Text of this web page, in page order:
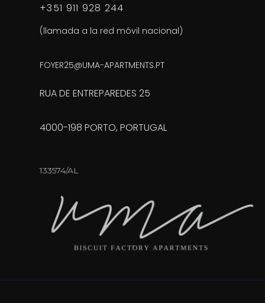
+351 911 928 244
(llamada a la red móvil nacional)
FOYER25@UMA-APARTMENTS.PT
RUA DE ENTREPAREDES 25
4000-198 PORTO, PORTUGAL
133574/AL